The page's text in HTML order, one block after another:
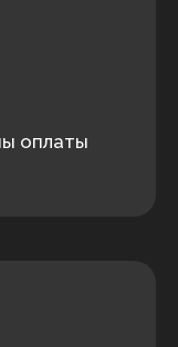
оплаты